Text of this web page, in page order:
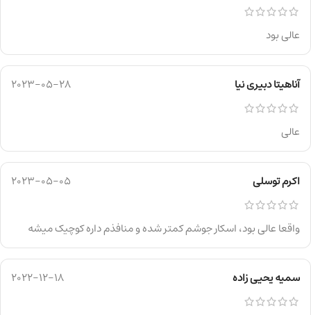
عالی بود
آناهیتا دبیری نیا 2023-05-28
عالی
اکرم توسلی 2023-05-05
واقعا عالی بود، اسکار جوشم کمتر شده و منافذم داره کوچیک میشه
سمیه یحیی زاده 2022-12-18